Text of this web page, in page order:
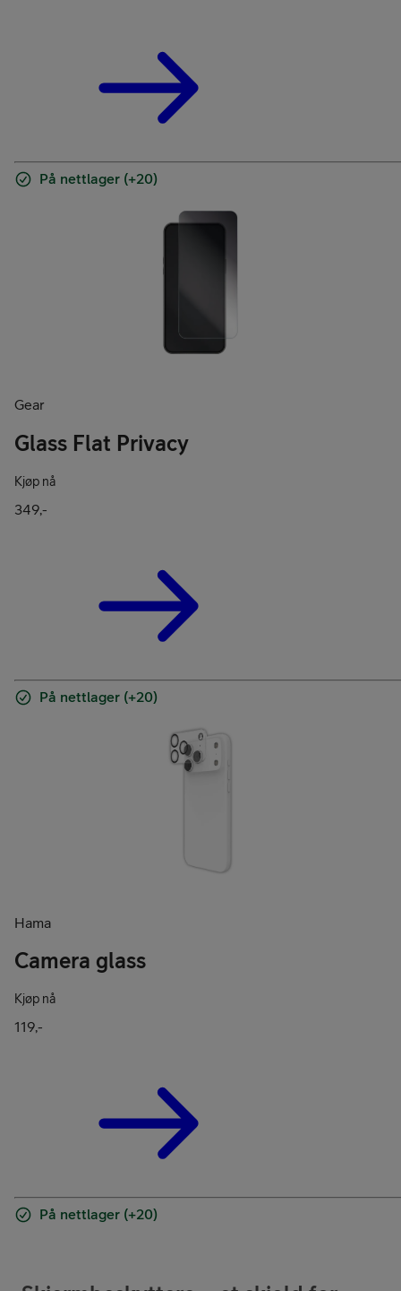
På nettlager (+20)
Gear
Glass Flat Privacy
Kjøp nå
349,-
På nettlager (+20)
Hama
Camera glass
Kjøp nå
119,-
På nettlager (+20)